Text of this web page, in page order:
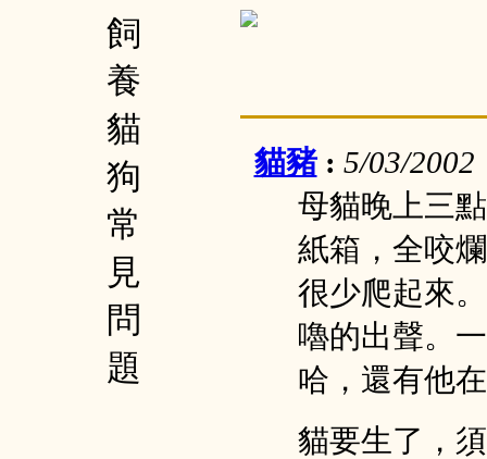
飼
養
貓
狗
常
見
問
題
貓豬: 5/03/2002
母貓晚上三
紙箱，全咬
很少爬起來
嚕的出聲。
哈，還有他
貓要生了，